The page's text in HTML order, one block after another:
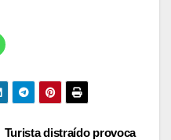
Turista distraído provoca